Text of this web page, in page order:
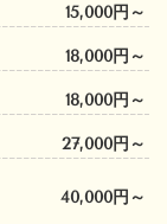
15,000円～
18,000円～
18,000円～
27,000円～
40,000円～